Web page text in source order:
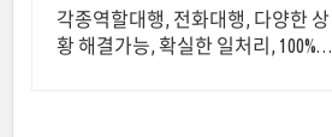
하고 어려운 상황해결가능
각종역할대행, 전화대행, 다양한 상
황 해결가능, 확실한 일처리, 100%비